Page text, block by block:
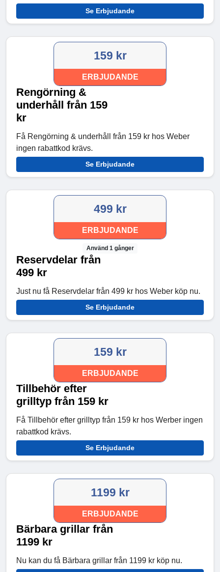
Se Erbjudande
159 kr
ERBJUDANDE
Rengörning &
underhåll från 159
kr
Få Rengörning & underhåll från 159 kr hos Weber
ingen rabattkod krävs.
Se Erbjudande
499 kr
ERBJUDANDE
Använd 1 gånger
Reservdelar från
499 kr
Just nu få Reservdelar från 499 kr hos Weber köp nu.
Se Erbjudande
159 kr
ERBJUDANDE
Tillbehör efter
grilltyp från 159 kr
Få Tillbehör efter grilltyp från 159 kr hos Werber ingen
rabattkod krävs.
Se Erbjudande
1199 kr
ERBJUDANDE
Bärbara grillar från
1199 kr
Nu kan du få Bärbara grillar från 1199 kr köp nu.